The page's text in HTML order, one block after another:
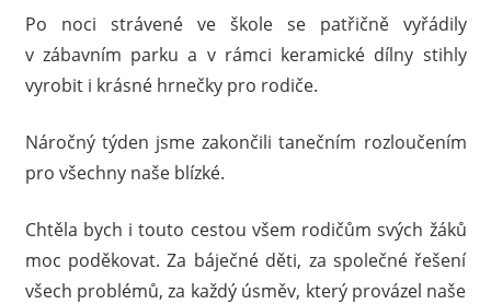
Po noci strávené ve škole se patřičně vyřádily
v zábavním parku a v rámci keramické dílny stihly
vyrobit i krásné hrnečky pro rodiče.
Náročný týden jsme zakončili tanečním rozloučením
pro všechny naše blízké.
Chtěla bych i touto cestou všem rodičům svých žáků
moc poděkovat. Za báječné děti, za společné řešení
všech problémů, za každý úsměv, který provázel naše